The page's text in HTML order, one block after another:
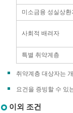
미소금융 성실상환
사회적 배려자
특별 취약계층
취약계층 대상자는
요건을 증빙할 수 있
이외 조건